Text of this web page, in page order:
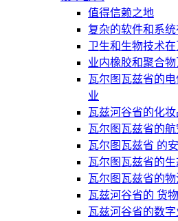
值得信赖之地
复杂的软件和系
卫生和生物技术
业内橡胶和聚合
瓦尔图瓦兹省的
业
瓦兹河谷省的化
瓦尔图瓦兹省的航
瓦尔图瓦兹省 的
瓦尔图瓦兹省的
瓦尔图瓦兹省的物
瓦兹河谷省的 货
瓦兹河谷省的数字